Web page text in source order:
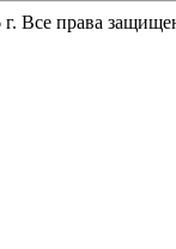
Все права